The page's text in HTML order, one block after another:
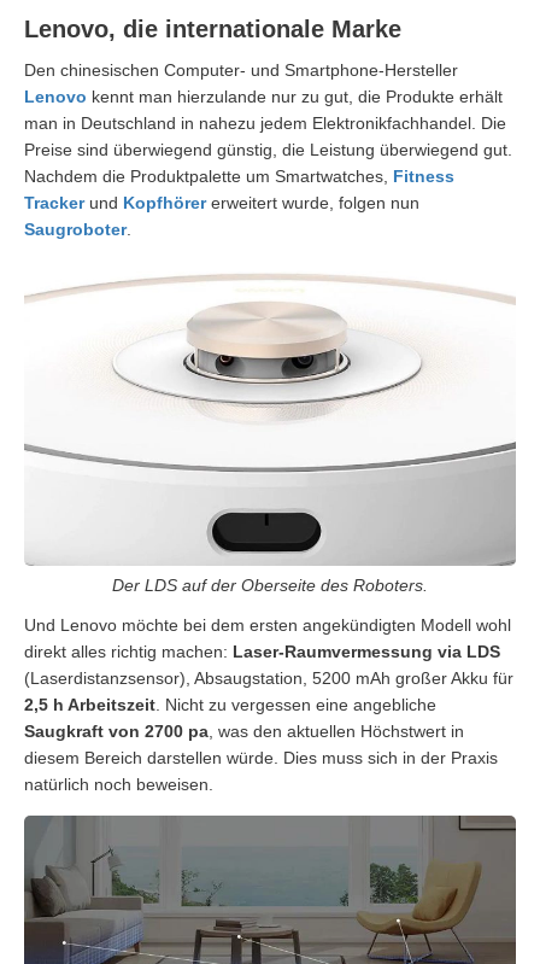
Lenovo, die internationale Marke
Den chinesischen Computer- und Smartphone-Hersteller
Lenovo kennt man hierzulande nur zu gut, die Produkte erhält
man in Deutschland in nahezu jedem Elektronikfachhandel. Die
Preise sind überwiegend günstig, die Leistung überwiegend gut.
Nachdem die Produktpalette um Smartwatches, Fitness
Trackerund Kopfhörererweitert wurde, folgen nun
Saugroboter.
Der LDS auf der Oberseite des Roboters.
Und Lenovo möchte bei dem ersten angekündigten Modell wohl
direkt alles richtig machen: Laser-Raumvermessung via LDS
(Laserdistanzsensor), Absaugstation, 5200 mAh großer Akku für
2,5 h Arbeitszeit . Nicht zu vergessen eine angebliche
Saugkraft von 2700 pa , was den aktuellen Höchstwert in
diesem Bereich darstellen würde. Dies muss sich in der Praxis
natürlich noch beweisen.